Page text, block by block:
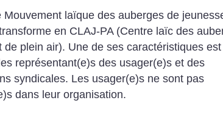
Mouvement laïque des auberges de
en CLAJ-PA (Centre laïc des
de plein air). Une de ses caractéristiques est
représentant(e)s des usager(e)s et des
syndicales. Les usager(e)s ne sont pas
dans leur organisation.